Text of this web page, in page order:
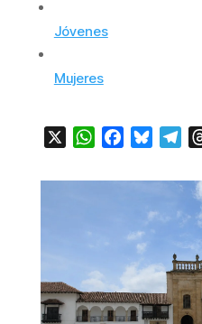
Jóvenes
Mujeres
WhatsApp
Facebook